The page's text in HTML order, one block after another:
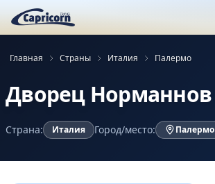
Главная Страны Италия Палермо
Дворец Норманнов
Страна: Италия Город/место: Палермо